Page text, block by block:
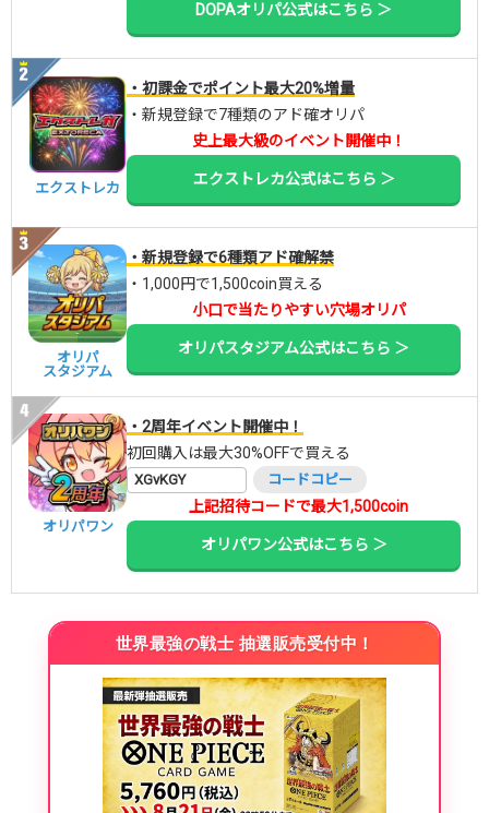
DOPAオリパ公式はこちら ＞
エクストレカ
・初課金でポイント最大20%増量
・新規登録で7種類のアド確オリパ
史上最大級のイベント開催中！
エクストレカ公式はこちら ＞
オリパ
スタジアム
・新規登録で6種類アド確解禁
・1,000円で1,500coin買える
小口で当たりやすい穴場オリパ
オリパスタジアム公式はこちら ＞
オリパワン
・2周年イベント開催中！
初回購入は最大30%OFFで買える
XGvKGY コードコピー
上記招待コードで最大1,500coin
オリパワン公式はこちら ＞
世界最強の戦士 抽選販売受付中！